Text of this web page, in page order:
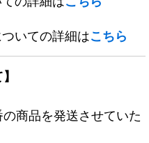
いての詳細はこちら
商品を発送させていた